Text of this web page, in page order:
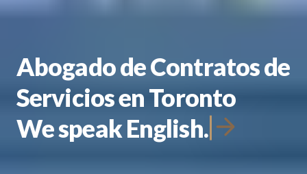
Abogado de Contratos de
Servicios en Toronto
We speak English.